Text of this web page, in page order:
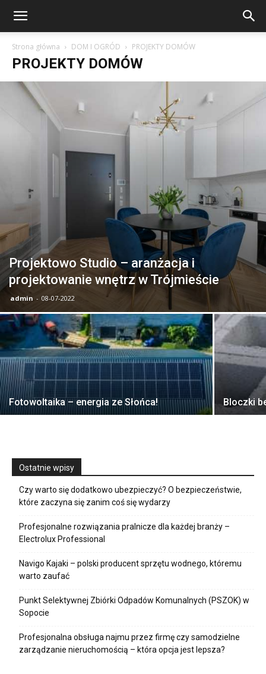
Strona główna DOM I OGRÓD PROJEKTY DOMÓW
PROJEKTY DOMÓW
Projektowo Studio – aranżacja i
projektowanie wnętrz w Trójmieście
admin - 08-07-2022
Fotowoltaika – energia ze Słońca! Bloczki
Ostatnie wpisy
Czy warto się dodatkowo ubezpieczyć? O bezpieczeństwie,
które zaczyna się zanim coś się wydarzy
Profesjonalne rozwiązania pralnicze dla każdej branży –
Electrolux Professional
Navigo Kajaki – polski producent sprzętu wodnego, któremu
warto zaufać
Punkt Selektywnej Zbiórki Odpadów Komunalnych (PSZOK) w
Sopocie
Profesjonalna obsługa najmu przez firmę czy samodzielne
zarządzanie nieruchomością – która opcja jest lepsza?